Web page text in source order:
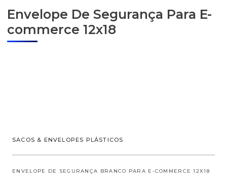
Envelope De Segurança Para E-
commerce 12x18
SACOS & ENVELOPES PLÁSTICOS
ENVELOPE DE SEGURANÇA BRANCO PARA E-COMMERCE 12X18